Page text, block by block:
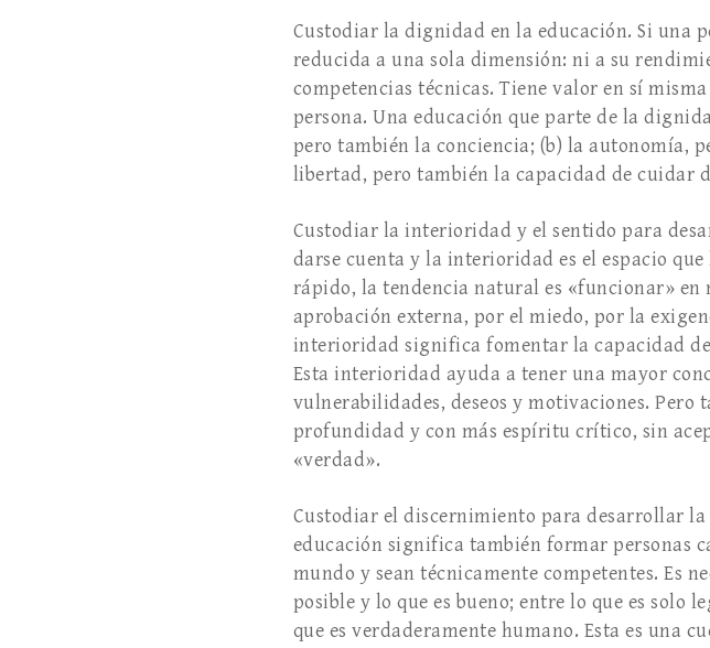
Custodiar la dignidad en la educación. Si una
reducida a una sola dimensión: ni a su
competencias técnicas. Tiene valor en sí
persona. Una educación que parte de la
pero también la conciencia; (b) la autonomía,
libertad, pero también la capacidad de cuidar
Custodiar la interioridad y el sentido para
darse cuenta y la interioridad es el espacio
rápido, la tendencia natural es «funcionar»
aprobación externa, por el miedo, por la
interioridad significa fomentar la capacidad
Esta interioridad ayuda a tener una mayor
vulnerabilidades, deseos y motivaciones.
profundidad y con más espíritu crítico, sin
«verdad».
Custodiar el discernimiento para desarrollar
educación significa también formar personas
mundo y sean técnicamente competentes. Es
posible y lo que es bueno; entre lo que es solo
que es verdaderamente humano. Esta es una